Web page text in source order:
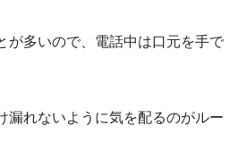
が多いので、電話中は口元を手で
漏れないように気を配るのがルー